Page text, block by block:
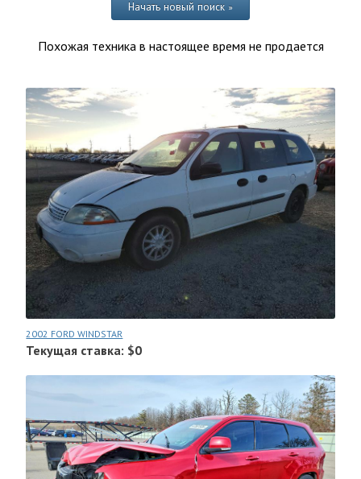
Начать новый поиск »
Похожая техника в настоящее время не продается
2002 FORD WINDSTAR
Текущая ставка: $0